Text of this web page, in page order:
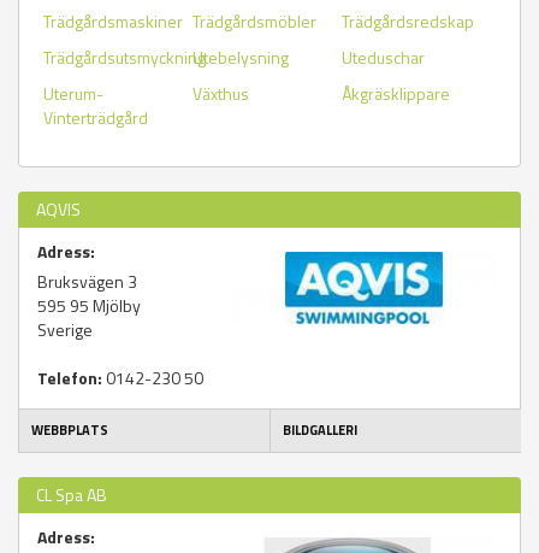
Trädgårdsmaskiner Trädgårdsmöbler
Trädgårdsredskap
TrädgårdsutsmyckningUtebelysning
Uteduschar
Uterum-
Vinterträdgård
Växthus Åkgräsklippare
AQVIS
Adress:
Bruksvägen 3
595 95Mjölby
Sverige
Telefon: 0142-230 50
WEBBPLATS BILDGALLERI
CL Spa AB
Adress: